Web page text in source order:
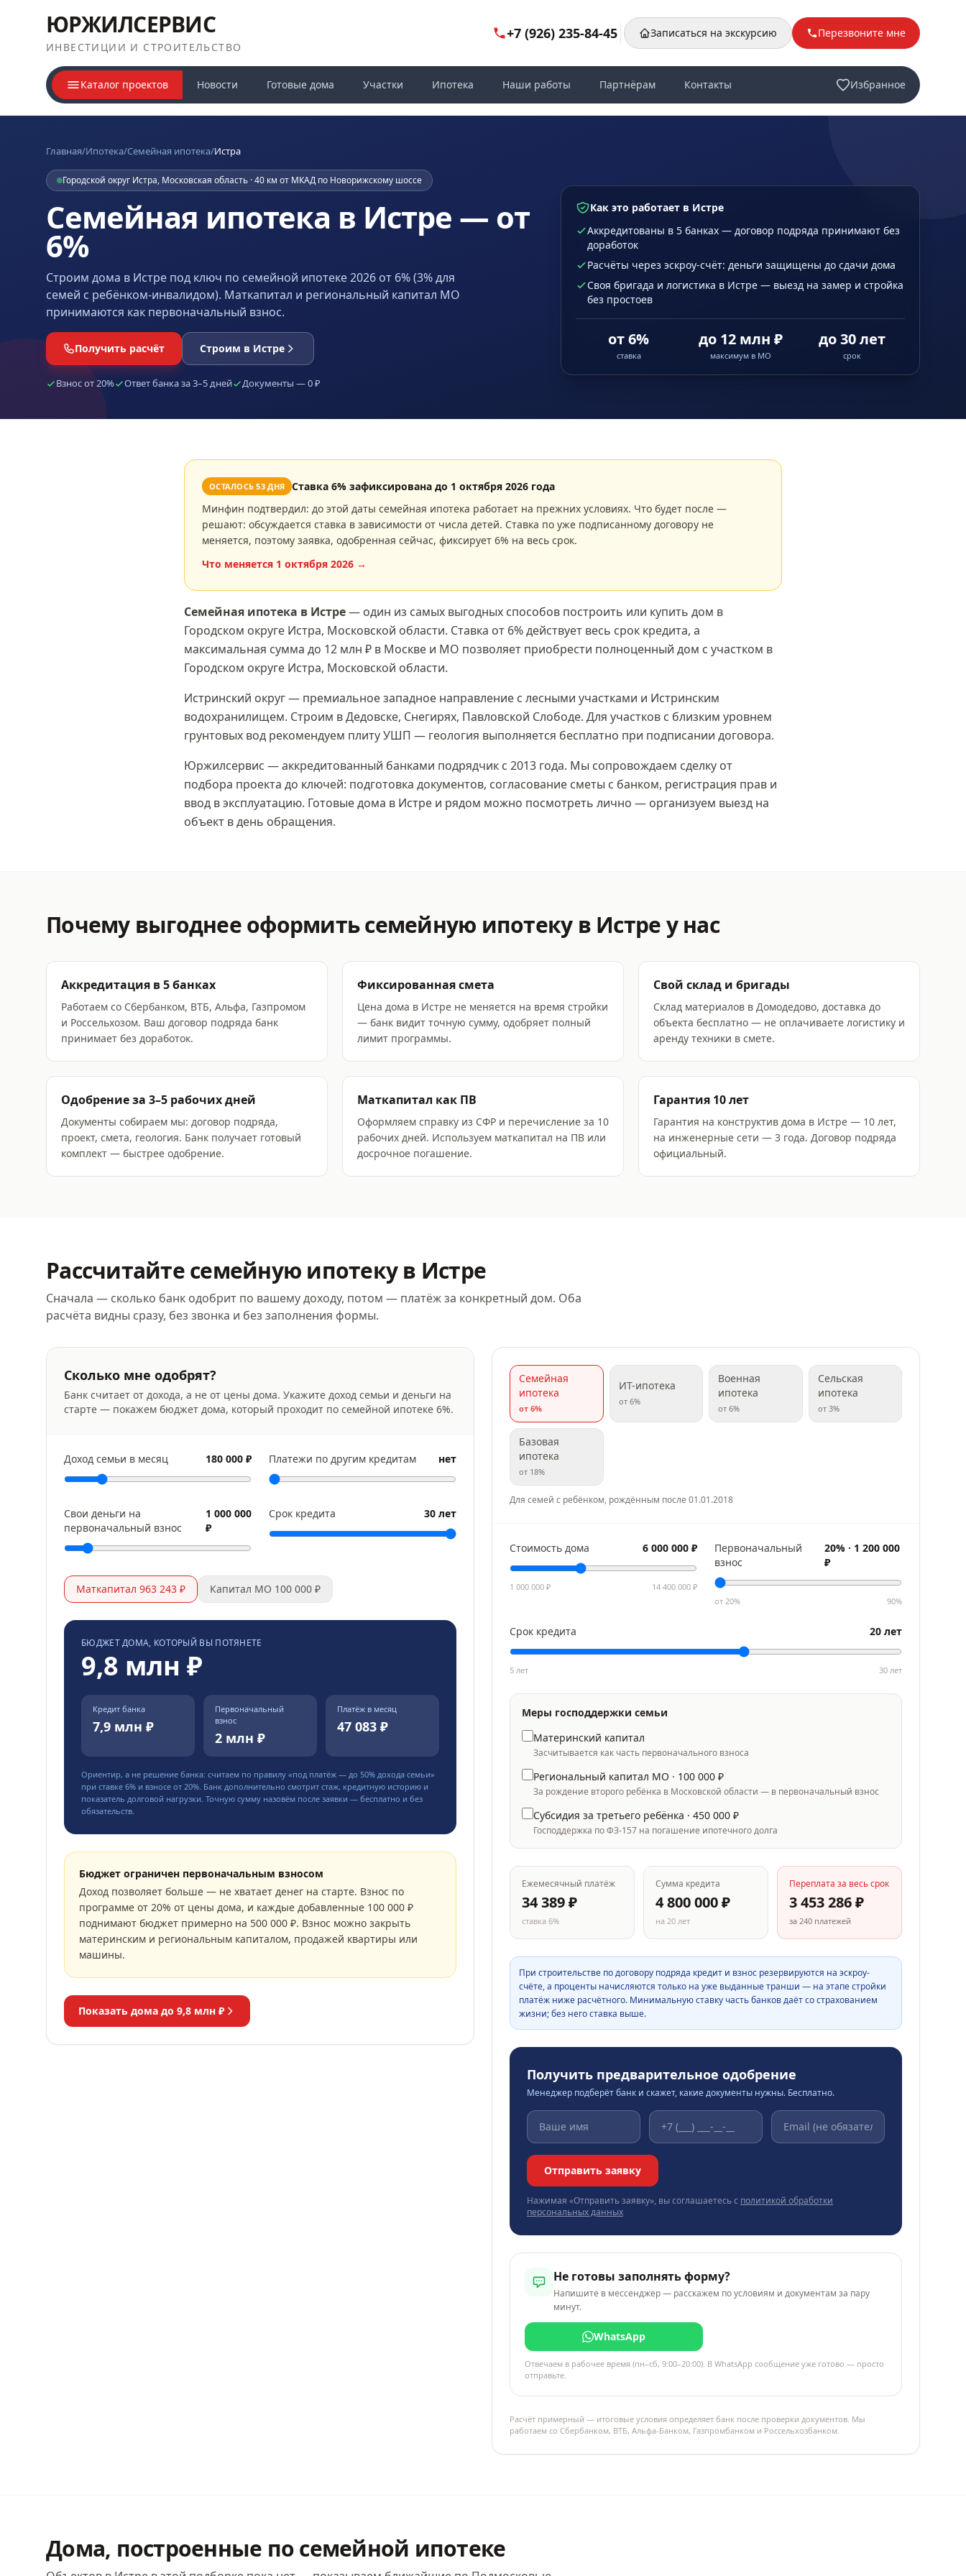
ЮРЖИЛСЕРВИС
ИНВЕСТИЦИИ И СТРОИТЕЛЬСТВО
+7 (926) 235-84-45 Записаться на экскурсию Перезвоните мне
Каталог проектов Новости Готовые дома Участки Ипотека Наши работы Партнёрам Контакты Избранное
Главная/Ипотека/Семейная ипотека/Истра
Городской округ Истра, Московская область · 40 км от МКАД по Новорижскому шоссе
Семейная ипотека в Истре — от
6%
Строим дома в Истре под ключ по семейной ипотеке 2026 от 6% (3% для
семей с ребёнком-инвалидом). Маткапитал и региональный капитал МО
принимаются как первоначальный взнос.
Получить расчёт Строим в Истре
Взнос от 20% Ответ банка за 3–5 дней Документы — 0 ₽
Как это работает в Истре
Аккредитованы в 5 банках — договор подряда принимают без
доработок
Расчёты через эскроу-счёт: деньги защищены до сдачи дома
Своя бригада и логистика в Истре — выезд на замер и стройка
без простоев
от 6%
ставка
до 12 млн ₽
максимум в МО
до 30 лет
срок
ОСТАЛОСЬ53 ДНЯ Ставка6% зафиксирована до 1 октября 2026 года
Минфин подтвердил: до этой даты семейная ипотека работает на прежних условиях. Что будет после —
решают: обсуждается ставка в зависимости от числа детей. Ставка по уже подписанному договору не
меняется, поэтому заявка, одобренная сейчас, фиксирует 6% на весь срок.
Что меняется 1 октября 2026 →
Семейная ипотека в Истре— один из самых выгодных способов построить или купить дом в
Городском округе Истра, Московской области. Ставка от 6%действует весь срок кредита, а
максимальная сумма до 12 млн ₽ в Москве и МО позволяет приобрести полноценный дом с участком в
Городском округе Истра, Московской области.
Истринский округ — премиальное западное направление с лесными участками и Истринским
водохранилищем. Строим в Дедовске, Снегирях, Павловской Слободе. Для участков с близким уровнем
грунтовых вод рекомендуем плиту УШП — геология выполняется бесплатно при подписании договора.
Юржилсервис — аккредитованный банками подрядчик с 2013 года. Мы сопровождаем сделку от
подбора проекта до ключей: подготовка документов, согласование сметы с банком, регистрация прав и
ввод в эксплуатацию. Готовые дома в Истре и рядом можно посмотреть лично — организуем выезд на
объект в день обращения.
Почему выгоднее оформитьсемейную ипотеку в Истреу нас
Аккредитация в 5 банках
Работаем со Сбербанком, ВТБ, Альфа, Газпромом
и Россельхозом. Ваш договор подряда банк
принимает без доработок.
Фиксированная смета
Цена дома в Истре не меняется на время стройки
— банк видит точную сумму, одобряет полный
лимит программы.
Свой склад и бригады
Склад материалов в Домодедово, доставка до
объекта бесплатно — не оплачиваете логистику и
аренду техники в смете.
Одобрение за 3–5 рабочих дней
Документы собираем мы: договор подряда,
проект, смета, геология. Банк получает готовый
комплект — быстрее одобрение.
Маткапитал как ПВ
Оформляем справку из СФР и перечисление за 10
рабочих дней. Используем маткапитал на ПВ или
досрочное погашение.
Гарантия 10 лет
Гарантия на конструктив дома в Истре — 10 лет,
на инженерные сети — 3 года. Договор подряда
официальный.
Рассчитайтесемейную ипотеку в Истре
Сначала — сколько банк одобрит по вашему доходу, потом — платёж за конкретный дом. Оба
расчёта видны сразу, без звонка и без заполнения формы.
Сколько мне одобрят?
Банк считает от дохода, а не от цены дома. Укажите доход семьи и деньги на
старте — покажем бюджет дома, который проходит по семейной ипотеке 6%.
Доход семьи в месяц 180 000 ₽ Платежи по другим кредитам нет
Свои деньги на
первоначальный взнос
1 000 000
₽
Срок кредита 30 лет
Маткапитал 963 243 ₽ Капитал МО 100 000 ₽
БЮДЖЕТ ДОМА, КОТОРЫЙ ВЫ ПОТЯНЕТЕ
9,8 млн ₽
Кредит банка
7,9 млн ₽
Первоначальный
взнос
2 млн ₽
Платёж в месяц
47 083 ₽
Ориентир, а не решение банка: считаем по правилу «под платёж — до 50% дохода семьи»
при ставке 6% и взносе от 20%. Банк дополнительно смотрит стаж, кредитную историю и
показатель долговой нагрузки. Точную сумму назовём после заявки — бесплатно и без
обязательств.
Бюджет ограничен первоначальным взносом
Доход позволяет больше — не хватает денег на старте. Взнос по
программе от 20% от цены дома, и каждые добавленные 100 000 ₽
поднимают бюджет примерно на 500 000 ₽. Взнос можно закрыть
материнским и региональным капиталом, продажей квартиры или
машины.
Показать дома до 9,8 млн ₽
Семейная
ипотека
от 6%
ИТ-ипотека
от 6%
Военная
ипотека
от 6%
Сельская
ипотека
от 3%
Базовая
ипотека
от 18%
Для семей с ребёнком, рождённым после 01.01.2018
Стоимость дома 6 000 000 ₽
1 000 000 ₽ 14 400 000 ₽
Первоначальный
взнос
20% · 1 200 000
₽
от 20% 90%
Срок кредита 20 лет
5 лет 30 лет
Меры господдержки семьи
Материнский капитал
Засчитывается как часть первоначального взноса
Региональный капитал МО · 100 000 ₽
За рождение второго ребёнка в Московской области — в первоначальный взнос
Субсидия за третьего ребёнка · 450 000 ₽
Господдержка по ФЗ-157 на погашение ипотечного долга
Ежемесячный платёж
34 389₽
ставка 6%
Сумма кредита
4 800 000₽
на 20 лет
Переплата за весь срок
3 453 286₽
за 240 платежей
При строительстве по договору подряда кредит и взнос резервируются на эскроу-
счёте, а проценты начисляются только на уже выданные транши — на этапе стройки
платёж ниже расчётного. Минимальную ставку часть банков даёт со страхованием
жизни; без него ставка выше.
Получить предварительное одобрение
Менеджер подберёт банк и скажет, какие документы нужны. Бесплатно.
Отправить заявку
Нажимая «Отправить заявку», вы соглашаетесь с политикой обработки
персональных данных
Не готовы заполнять форму?
Напишите в мессенджер — расскажем по условиям и документам за пару
минут.
WhatsApp
Отвечаем в рабочее время (пн–сб, 9:00–20:00). В WhatsApp сообщение уже готово — просто
отправьте.
Расчёт примерный — итоговые условия определяет банк после проверки документов. Мы
работаем со Сбербанком, ВТБ, Альфа-Банком, Газпромбанком и Россельхозбанком.
Дома, построенные по семейной ипотеке